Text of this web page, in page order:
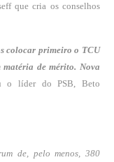
que cria os conselhos
colocar primeiro o TCU
de mérito. Nova
o líder do PSB, Beto
de, pelo menos, 380